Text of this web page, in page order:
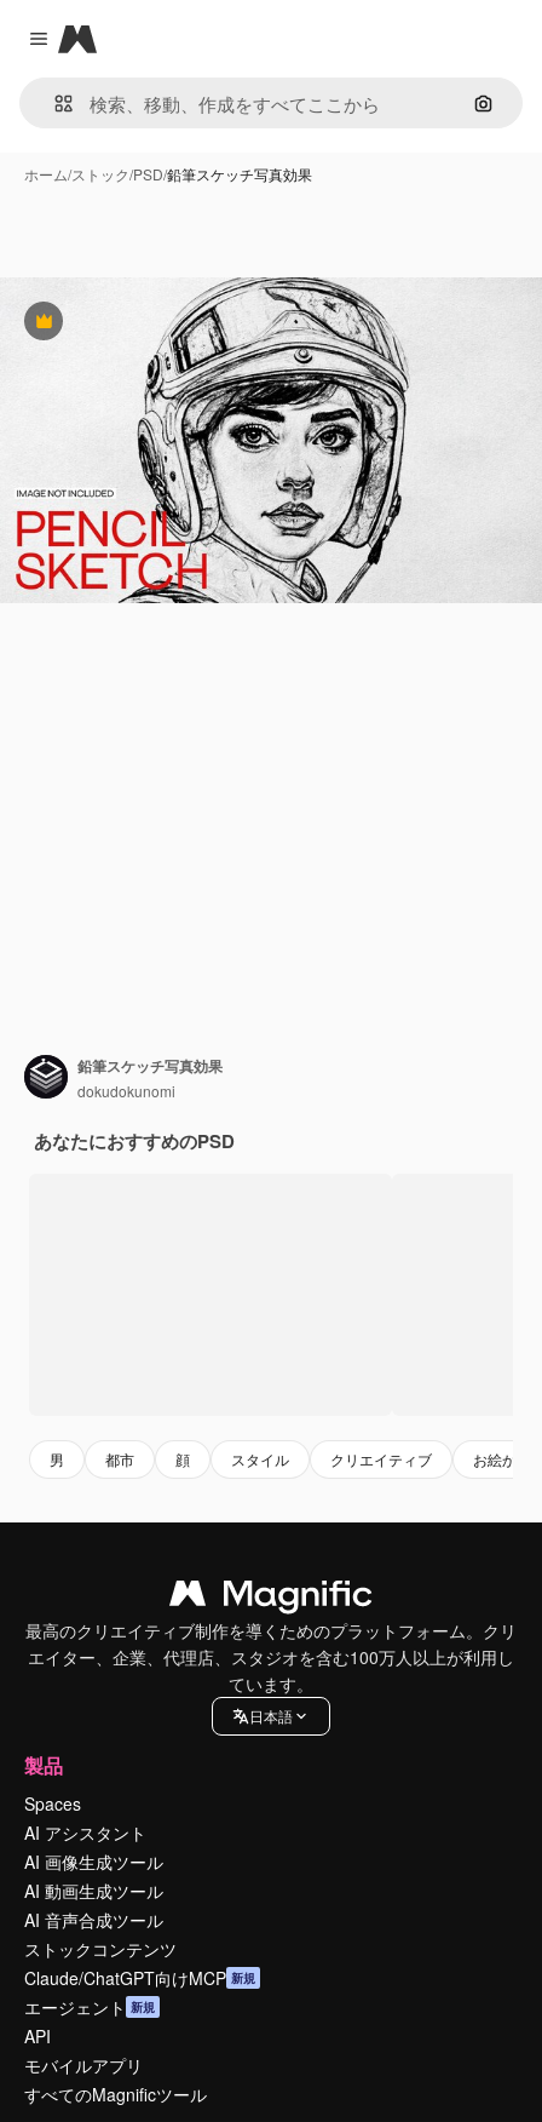
Close menu
Magnific
画像で
ホーム/ストック/PSD/鉛筆スケッチ写真効果
Premium
鉛筆スケッチ写真効果
dokudokunomi
あなたにおすすめのPSD
男 都市 顔 スタイル クリエイティブ お絵かき
最高のクリエイティブ制作を導くためのプラットフォーム。クリ
エイター、企業、代理店、スタジオを含む100万人以上が利用し
ています。
日本語
製品
Spaces
AI アシスタント
AI 画像生成ツール
AI 動画生成ツール
AI 音声合成ツール
ストックコンテンツ
Claude/ChatGPT向けMCP 新規
エージェント 新規
API
モバイルアプリ
すべてのMagnificツール